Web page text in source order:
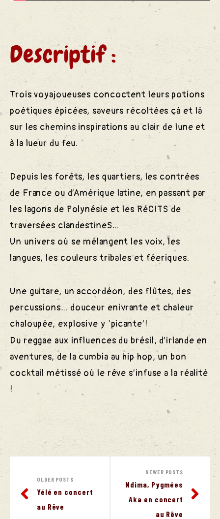
Descriptif :
Trois voyajoueuses concoctent leurs potions
poétiques épicées, saveurs récoltées çà et là
sur les chemins inspirations au clair de lune et
à la lueur du feu.
Depuis les forêts, les quartiers, les contrées
de France ou d’Amérique latine, en passant par
les lagons de Polynésie et les RéCITS de
traversées clandestineS…
Un univers où se mélangent les voix, les
langues, les couleurs tribales et féeriques.
Une guitare, un accordéon, des flûtes, des
percussions… douceur enivrante et chaleur
chaloupée, explosive y ‘picante’!
Du reggae aux influences du brésil, d’irlande en
aventures, de la cumbia au hip hop, un bon
cocktail métissé où le rêve s’infuse a la réalité
!
OLDER POSTS
Yélé en concert
au Rêve
NEWER POSTS
Ndima, Pygmées
Aka en concert
au Rêve